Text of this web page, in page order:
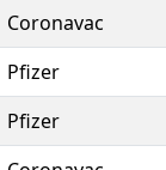
Coronavac
Pfizer
Pfizer